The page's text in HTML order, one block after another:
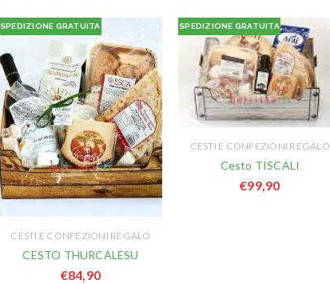
SPEDIZIONE GRATUITA
CESTI E CONFEZIONI REGALO
CESTO THURCALESU
€84,90
SPEDIZIONE GRATUITA
CESTI E CONFEZIONI REGALO
Cesto TISCALI
€99,90